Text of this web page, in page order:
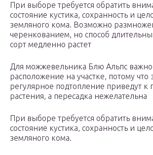
При выборе требуется обратить
состояние кустика, сохранность и
земляного кома. Возможно
черенкованием, но способ
сорт медленно растет
Для можжевельника Блю Альпс важно
расположение на участке, потому что
регулярное подтопление приведут к
растения, а пересадка нежелательна
При выборе требуется обратить
состояние кустика, сохранность и
земляного кома.